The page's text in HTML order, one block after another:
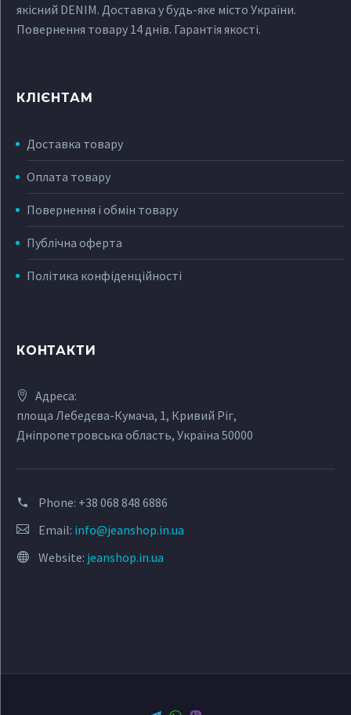
якісний DENIM. Доставка у будь-яке місто України.
Повернення товару 14 днів. Гарантія якості.
КЛІЄНТАМ
Доставка товару
Оплата товару
Повернення і обмін товару
Публічна оферта
Політика конфіденційності
КОНТАКТИ
Адреса:
площа Лебедєва-Кумача, 1, Кривий Ріг,
Дніпропетровська область, Україна 50000
Phone: +38 068 848 6886
Email: info@jeanshop.in.ua
Website: jeanshop.in.ua